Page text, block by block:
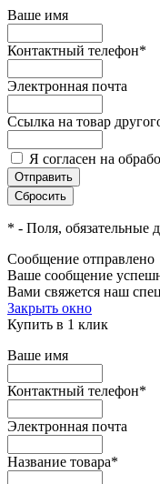
Ваше имя
Контактный телефон*
Электронная почта
Ссылка на товар
Я согласен на
* - Поля, обязательные
Сообщение отправлено
Ваше сообщение
Вами свяжется наш
Закрыть окно
Купить в 1 клик
Ваше имя
Контактный телефон*
Электронная почта
Название товара*